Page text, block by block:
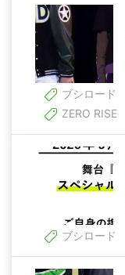
ブシロード
ZERO RISE
ブシロード